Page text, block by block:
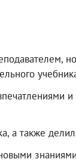
а также